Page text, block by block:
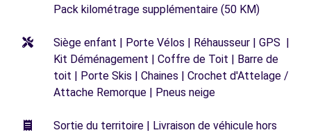
Pack kilométrage supplémentaire (50 KM)
Siège enfant | Porte Vélos | Réhausseur | GPS |
Kit Déménagement | Coffre de Toit | Barre de
toit | Porte Skis | Chaines | Crochet d'Attelage /
Attache Remorque | Pneus neige
Sortie du territoire | Livraison de véhicule hors